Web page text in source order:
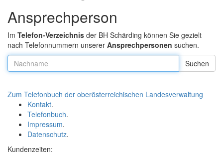
Ansprechperson
Im Telefon-Verzeichnis der BH Schärding können Sie gezielt
nach Telefonnummern unserer Ansprechpersonen suchen.
Nachname:
Zum Telefonbuch der oberösterreichischen Landesverwaltung
Kontakt.
Telefonbuch.
Impressum.
Datenschutz.
Kundenzeiten: